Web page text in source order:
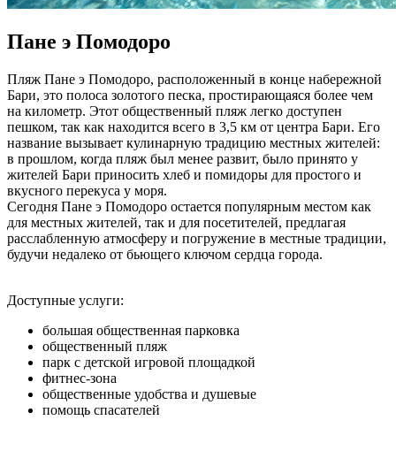
Пане э Помодоро
Пляж Пане э Помодоро, расположенный в конце набережной
Бари, это полоса золотого песка, простирающаяся более чем
на километр. Этот общественный пляж легко доступен
пешком, так как находится всего в 3,5 км от центра Бари. Его
название вызывает кулинарную традицию местных жителей:
в прошлом, когда пляж был менее развит, было принято у
жителей Бари приносить хлеб и помидоры для простого и
вкусного перекуса у моря.
Сегодня Пане э Помодоро остается популярным местом как
для местных жителей, так и для посетителей, предлагая
расслабленную атмосферу и погружение в местные традиции,
будучи недалеко от бьющего ключом сердца города.
Доступные услуги:
большая общественная парковка
общественный пляж
парк с детской игровой площадкой
фитнес-зона
общественные удобства и душевые
помощь спасателей